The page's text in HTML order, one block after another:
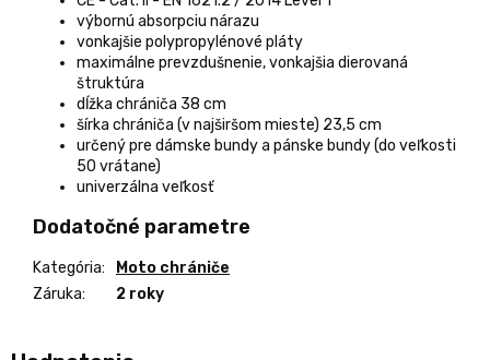
výbornú absorpciu nárazu
vonkajšie polypropylénové pláty
maximálne prevzdušnenie, vonkajšia dierovaná
štruktúra
dĺžka chrániča 38 cm
šírka chrániča (v najširšom mieste) 23,5 cm
určený pre dámske bundy a pánske bundy (do veľkosti
50 vrátane)
univerzálna veľkosť
Dodatočné parametre
Kategória:
Moto chrániče
Záruka: 2 roky